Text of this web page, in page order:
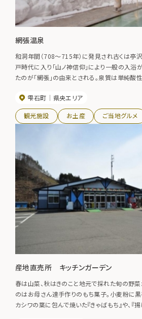
網張温泉
和洞年間（708～715年）に発見され古くは亭
戸時代に入り「山ノ神信仰」により一般の入浴
たのが「網張」の由来とされる。泉質は単純酸
など。雫石町 県央エリア
観光施設 お土産 ご当地グルメ
産地直売所 キッチンガーデン
春は山菜、秋はきのこと地元で採れた旬の野
のはお母さん達手作りのもち菓子。小麦粉に
カシワの葉に包んで焼いた『きゃばもち』や、『揚